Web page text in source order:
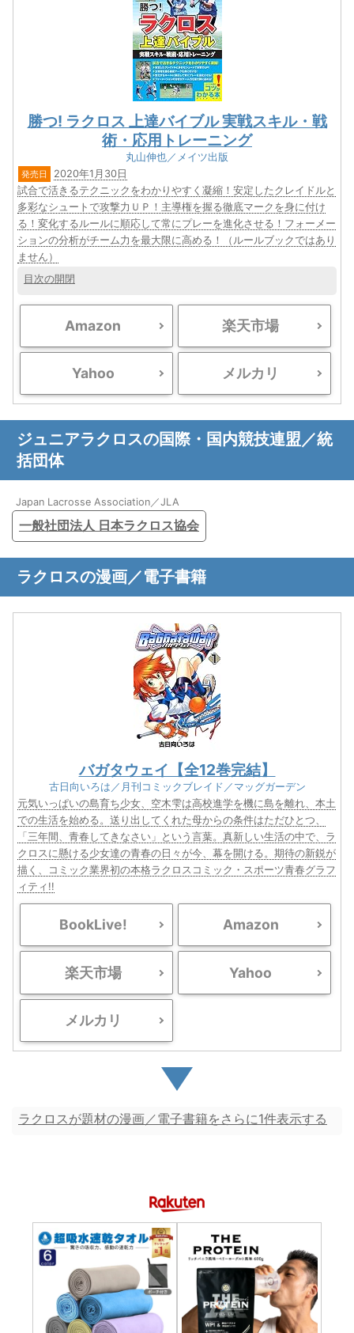
勝つ! ラクロス 上達バイブル 実戦スキル・戦
術・応用トレーニング
丸山伸也／メイツ出版
発売日
2020年1月30日
試合で活きるテクニックをわかりやすく凝縮！安定したクレイドルと
多彩なシュートで攻撃力ＵＰ！主導権を握る徹底マークを身に付け
る！変化するルールに順応して常にプレーを進化させる！フォーメー
ションの分析がチーム力を最大限に高める！（ルールブックではあり
ません）
目次の開閉
Amazon 楽天市場
Yahoo メルカリ
ジュニアラクロスの国際・国内競技連盟／統
括団体
Japan Lacrosse Association／JLA
一般社団法人 日本ラクロス協会
ラクロスの漫画／電子書籍
バガタウェイ【全12巻完結】
古日向いろは／月刊コミックブレイド／マッグガーデン
元気いっぱいの島育ち少女、空木雫は高校進学を機に島を離れ、本土
での生活を始める。送り出してくれた母からの条件はただひとつ、
「三年間、青春してきなさい」という言葉。真新しい生活の中で、ラ
クロスに懸ける少女達の青春の日々が今、幕を開ける。期待の新鋭が
描く、コミック業界初の本格ラクロスコミック・スポーツ青春グラフ
ィティ!!
BookLive! Amazon
楽天市場 Yahoo
メルカリ
ラクロスが題材の漫画／電子書籍をさらに1件表示する